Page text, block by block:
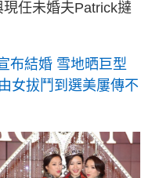
任未婚夫Patrick撻
布結婚 雪地晒巨型
女拔鬥到選美屢傳不